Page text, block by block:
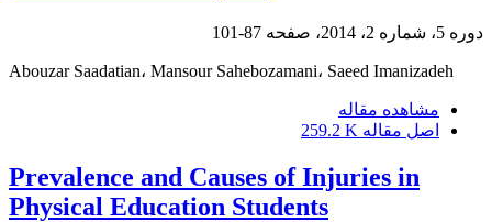
دوره 5، شماره 2، 2014، صفحه 87-101
Abouzar Saadatian، Mansour Sahebozamani، Saeed Imanizadeh
مشاهده مقاله
اصل مقاله 259.2 K
Prevalence and Causes of Injuries in
Physical Education Students